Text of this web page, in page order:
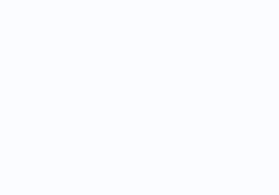
Système d’essai de vibration combiné à une table à
Combinaison d’un support de rail pour le